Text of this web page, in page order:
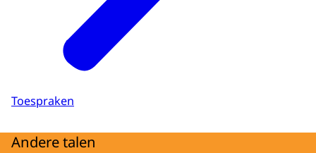
Toespraken
Andere talen